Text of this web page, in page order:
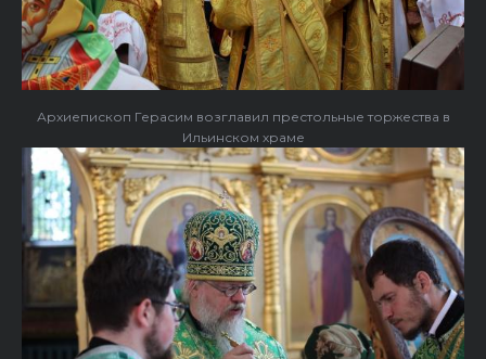
Архиепископ Герасим возглавил престольные торжества в
Ильинском храме